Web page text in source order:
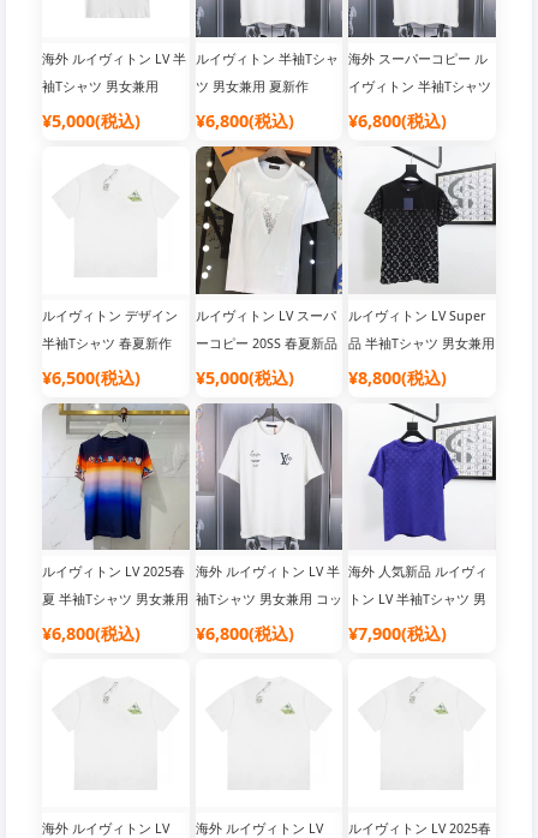
海外 ルイヴィトン LV 半
袖Tシャツ 男女兼用
¥5,000(税込)
ルイヴィトン 半袖Tシャ
ツ 男女兼用 夏新作
¥6,800(税込)
海外 スーパーコピー ル
イヴィトン 半袖Tシャツ
男女兼用 トップス
¥6,800(税込)
ルイヴィトン デザイン
半袖Tシャツ 春夏新作
¥6,500(税込)
ルイヴィトン LV スーパ
ーコピー 20SS 春夏新品
半袖Tシャツ
¥5,000(税込)
ルイヴィトン LV Super
品 半袖Tシャツ 男女兼用
コットン
¥8,800(税込)
ルイヴィトン LV 2025春
夏 半袖Tシャツ 男女兼用
コットン
¥6,800(税込)
海外 ルイヴィトン LV 半
袖Tシャツ 男女兼用 コッ
トン素材
¥6,800(税込)
海外 人気新品 ルイヴィ
トン LV 半袖Tシャツ 男
女兼用 コットン素材
¥7,900(税込)
海外 ルイヴィトン LV
海外 ルイヴィトン LV
ルイヴィトン LV 2025春